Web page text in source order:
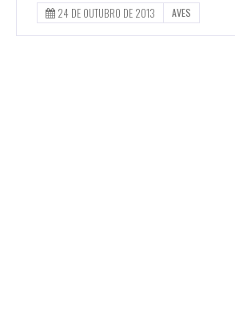
24 DE OUTUBRO DE 2013 AVES